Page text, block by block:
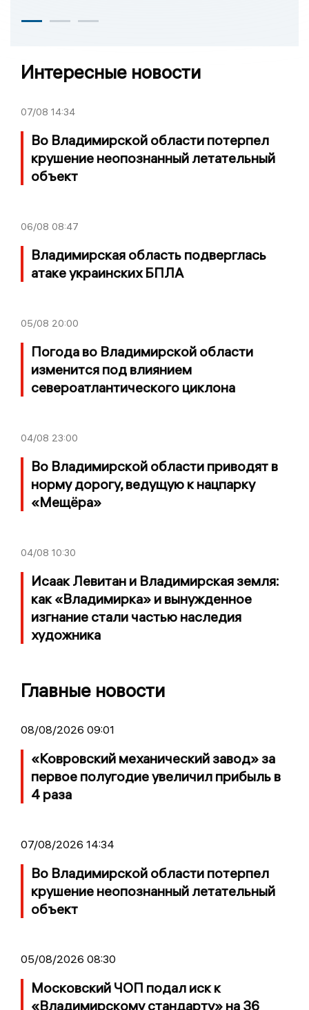
Интересные новости
07/08 14:34
Во Владимирской области потерпел
крушение неопознанный летательный
объект
06/08 08:47
Владимирская область подверглась
атаке украинских БПЛА
05/08 20:00
Погода во Владимирской области
изменится под влиянием
североатлантического циклона
04/08 23:00
Во Владимирской области приводят в
норму дорогу, ведущую к нацпарку
«Мещёра»
04/08 10:30
Исаак Левитан и Владимирская земля:
как «Владимирка» и вынужденное
изгнание стали частью наследия
художника
Главные новости
08/08/2026 09:01
«Ковровский механический завод» за
первое полугодие увеличил прибыль в
4 раза
07/08/2026 14:34
Во Владимирской области потерпел
крушение неопознанный летательный
объект
05/08/2026 08:30
Московский ЧОП подал иск к
«Владимирскому стандарту» на 36